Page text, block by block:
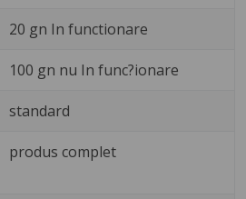
20 gn In functionare
100 gn nu In func?ionare
standard
produs complet